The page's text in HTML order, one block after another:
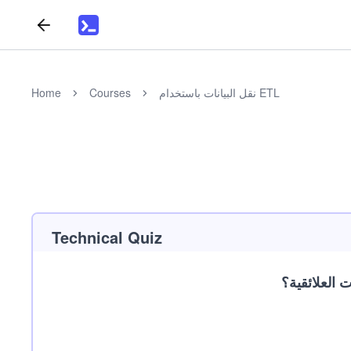
Home Courses نقل البيانات باستخدام ETL
Technical Quiz
العلائقية؟